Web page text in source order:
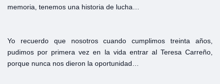
memoria, tenemos una historia de lucha…
Yo recuerdo que nosotros cuando cumplimos treinta años,
pudimos por primera vez en la vida entrar al Teresa Carreño,
porque nunca nos dieron la oportunidad…